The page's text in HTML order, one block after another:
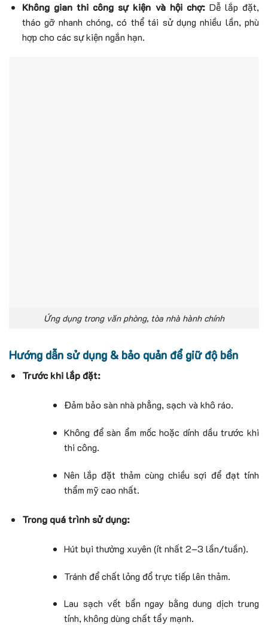
Không gian thi công sự kiện và hội chợ: Dễ lắp đặt,
tháo gỡ nhanh chóng, có thể tái sử dụng nhiều lần, phù
hợp cho các sự kiện ngắn hạn.
Ứng dụng trong văn phòng, tòa nhà hành chính
Hướng dẫn sử dụng & bảo quản để giữ độ bền
Trước khi lắp đặt:
Đảm bảo sàn nhà phẳng, sạch và khô ráo.
Không để sàn ẩm mốc hoặc dính dầu trước khi
thi công.
Nên lắp đặt thảm cùng chiều sợi để đạt tính
thẩm mỹ cao nhất.
Trong quá trình sử dụng:
Hút bụi thường xuyên (ít nhất 2–3 lần/tuần).
Tránh để chất lỏng đổ trực tiếp lên thảm.
Lau sạch vết bẩn ngay bằng dung dịch trung
tính, không dùng chất tẩy mạnh.